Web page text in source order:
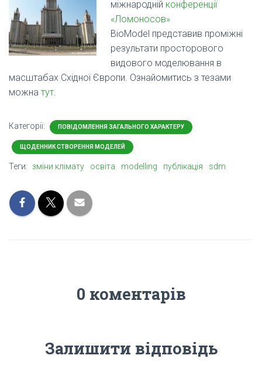
міжнародній конференції
«Ломоносов»
BioModel представив проміжні
результати просторового
видового моделювання в
масштабах Східної Європи. Ознайомитись з тезами
можна тут.
Категорії: ПОВІДОМЛЕННЯ ЗАГАЛЬНОГО ХАРАКТЕРУ
ЩОДЕННИК СТВОРЕННЯ МОДЕЛЕЙ
Теги: зміни клімату освіта modelling публікація sdm
0 коментарів
Залишити відповідь